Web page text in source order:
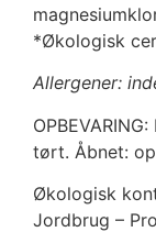
*Økologisk
Allergener:
tørt. Åbnet:
Økologisk
Jordbrug –